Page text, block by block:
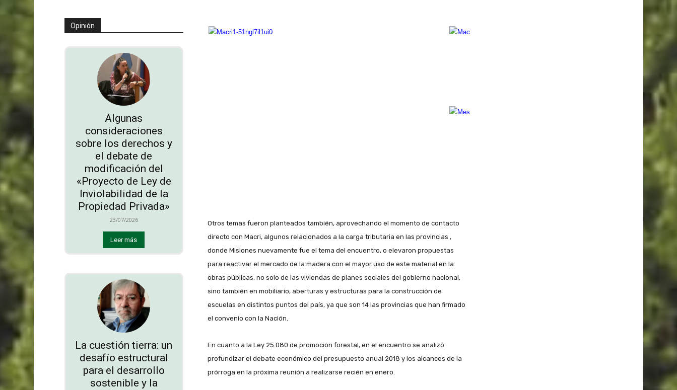
Opinión
Algunas
consideraciones
sobre los derechos y
el debate de
modificación del
«Proyecto de Ley de
Inviolabilidad de la
Propiedad Privada»
23/07/2026
Leer más
La cuestión tierra: un
desafío estructural
para el desarrollo
sostenible y la
Otros temas fueron planteados también, aprovechando el momento de contacto
directo con Macri, algunos relacionados a la carga tributaria en las provincias ,
donde Misiones nuevamente fue el tema del encuentro, o elevaron propuestas
para reactivar el mercado de la madera con el mayor uso de este material en la
obras públicas, no solo de las viviendas de planes sociales del gobierno nacional,
sino también en mobiliario, aberturas y estructuras para la construcción de
escuelas en distintos puntos del país, ya que son 14 las provincias que han firmado
el convenio con la Nación.
En cuanto a la Ley 25.080 de promoción forestal, en el encuentro se analizó
profundizar el debate económico del presupuesto anual 2018 y los alcances de la
prórroga en la próxima reunión a realizarse recién en enero.